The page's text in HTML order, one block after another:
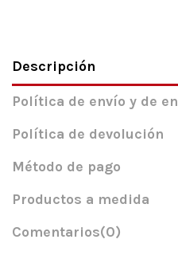
Descripción
Política de envío y de
Política de devolución
Método de pago
Productos a medida
Comentarios(0)